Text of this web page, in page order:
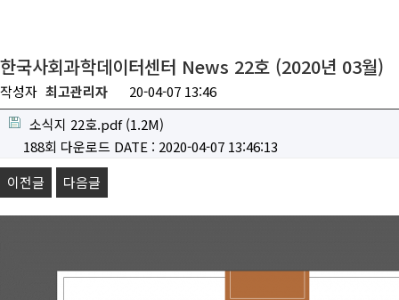
한국사회과학데이터센터 News 22호 (2020년 03월)
작성자 최고관리자
20-04-07 13:46
소식지 22호.pdf(1.2M)
188회 다운로드 DATE : 2020-04-07 13:46:13
이전글
다음글